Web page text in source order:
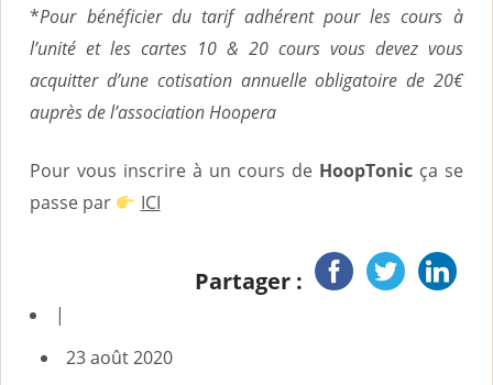
*Pour bénéficier du tarif adhérent pour les cours à
l’unité et les cartes 10 & 20 cours vous devez vous
acquitter d’une cotisation annuelle obligatoire de 20€
auprès de l’association Hoopera
Pour vous inscrire à un cours de HoopTonicça se
passe par
ICI
Partager :
|
23 août 2020